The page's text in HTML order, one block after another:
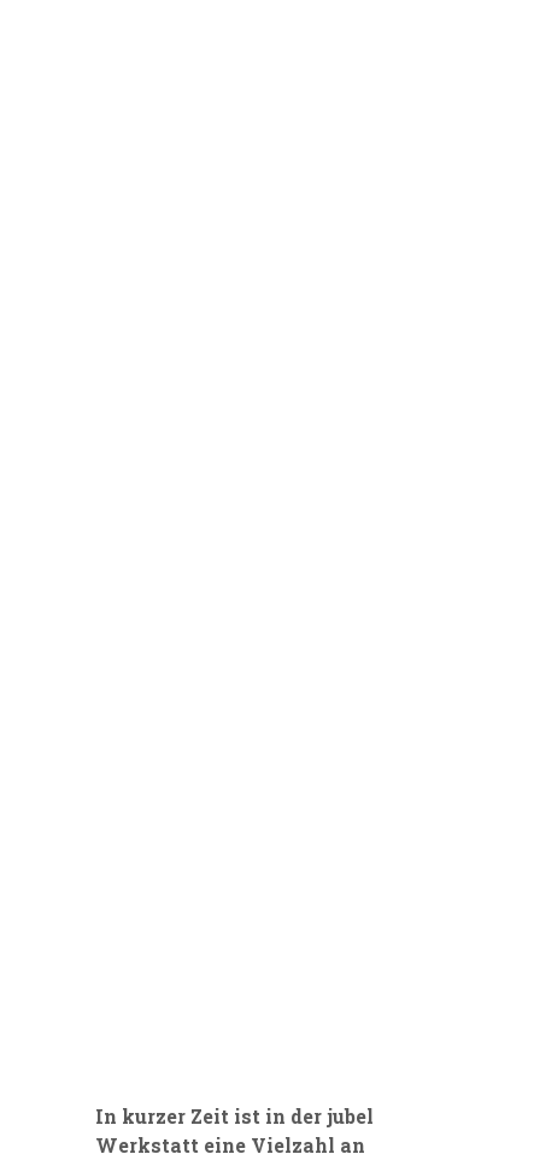
In kurzer Zeit ist in der jubel
Werkstatt eine Vielzahl an